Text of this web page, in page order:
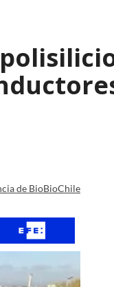
de BioBioChile